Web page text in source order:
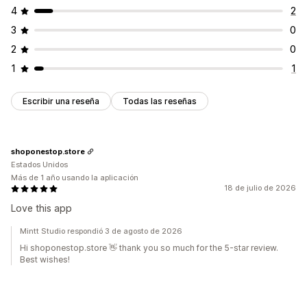
4
2
3
0
2
0
1
1
Escribir una reseña Todas las reseñas
18 de julio de 2026
Love this app
shoponestop.store
Estados Unidos
Más de 1 año usando la aplicación
Mintt Studio respondió 3 de agosto de 2026
Hi shoponestop.store 👋 thank you so much for the 5-star review.
Best wishes!